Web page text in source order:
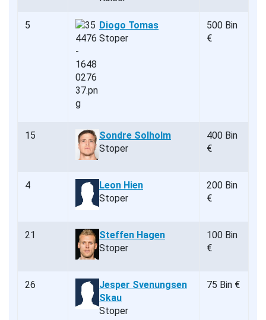
5
Diogo Tomas
Stoper
500 Bin
€
15
Sondre Solholm
Stoper
400 Bin
€
4
Leon Hien
Stoper
200 Bin
€
21
Steffen Hagen
Stoper
100 Bin
€
26
Jesper Svenungsen
Skau
Stoper
75 Bin €